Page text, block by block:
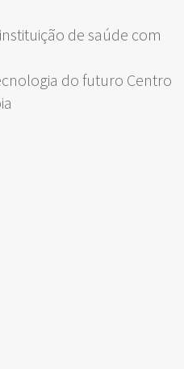
de saúde com
do futuro Centro